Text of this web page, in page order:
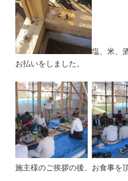
塩、米、
お払いをしました。
施主様のご挨拶の後、お食事を